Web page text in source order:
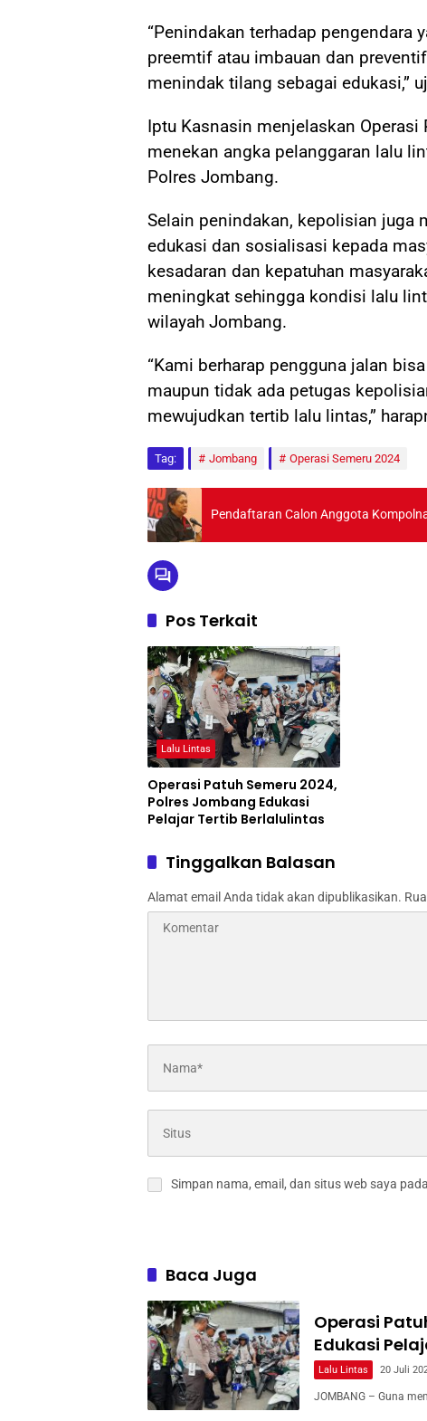
“Penindakan terhadap pengendara
preemtif atau imbauan dan
menindak tilang sebagai edukasi,”
Iptu Kasnasin menjelaskan
menekan angka pelanggaran lalu
Polres Jombang.
Selain penindakan, kepolisian juga
edukasi dan sosialisasi kepada
kesadaran dan kepatuhan
meningkat sehingga kondisi lalu
wilayah Jombang.
“Kami berharap pengguna jalan
maupun tidak ada petugas
mewujudkan tertib lalu lintas,”
Tag: Jombang Operasi Semeru 2024
Pendaftaran Calon Anggota
Pos Terkait
Lalu Lintas
Operasi Patuh Semeru 2024,
Polres Jombang Edukasi
Pelajar Tertib Berlalulintas
Tinggalkan Balasan
Alamat email Anda tidak akan dipublikasikan.
Simpan nama, email, dan situs web saya
Baca Juga
Operasi
Edukasi
Lalu Lintas 20 Juli
JOMBANG – Guna